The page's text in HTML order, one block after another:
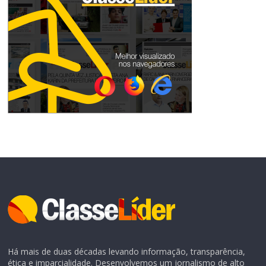
Há mais de duas décadas levando informação, transparência,
ética e imparcialidade. Desenvolvemos um jornalismo de alto